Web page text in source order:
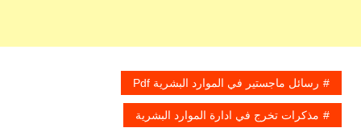
رسائل ماجستير في الموارد البشرية Pdf
مذكرات تخرج في ادارة الموارد البشرية